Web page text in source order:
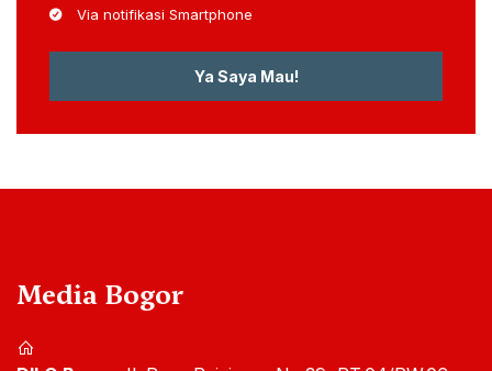
Via notifikasi Smartphone
Ya Saya Mau!
Media Bogor